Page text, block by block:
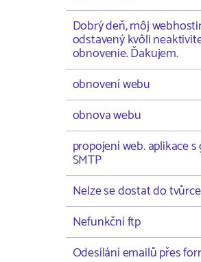
Dobrý deň, môj
odstavený kvôli
obnovenie. Ďakujem.
obnovení webu
obnova webu
propojení web. aplikace
SMTP
Nelze se dostat do
Nefunkční ftp
Odesílání emailů přes